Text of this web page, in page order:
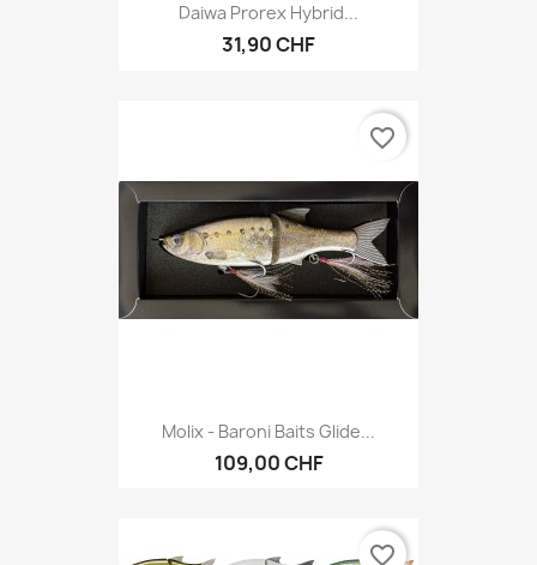
Daiwa Prorex Hybrid...
31,90 CHF
Molix - Baroni Baits Glide...
109,00 CHF
favorite_border
favorite_border